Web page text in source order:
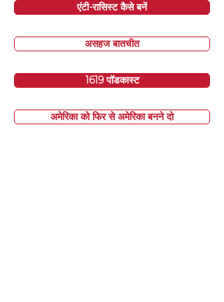
एंटी-रासिस्ट कैसे बनें
असहज बातचीत
1619 पॉडकास्ट
अमेरिका को फिर से अमेरिका बनने दो